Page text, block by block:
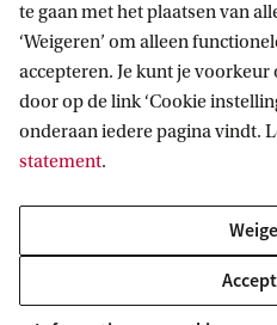
Bachelorstudiekiezers
Masterstudiekiezers
UvA-studenten
Medewerkers
Journalisten
Alumni
Schooldecanen en vakdocenten
Externen
Direct naar
Webmail
Bibliotheek
Vacatures
Huisstijl
Contact
UvA op social media
Volg UvA op
te gaan met het plaatsen van
‘Weigeren’ om alleen
accepteren. Je kunt je
door op de link ‘Cookie
onderaan iedere pagina vindt.
statement.